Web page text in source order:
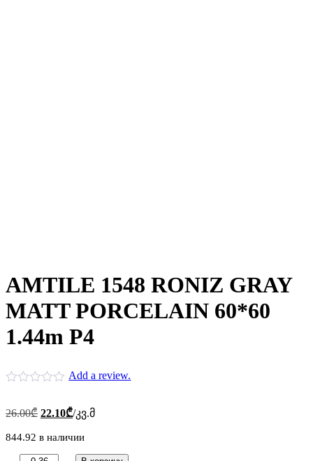
AMTILE 1548 RONIZ GRAY
MATT PORCELAIN 60*60
1.44m P4
Add a review.
26.00₾ Первоначальная
составляла
22.10₾Текущая
цена:
22.10₾.
/კვ.მ
844.92 в наличии